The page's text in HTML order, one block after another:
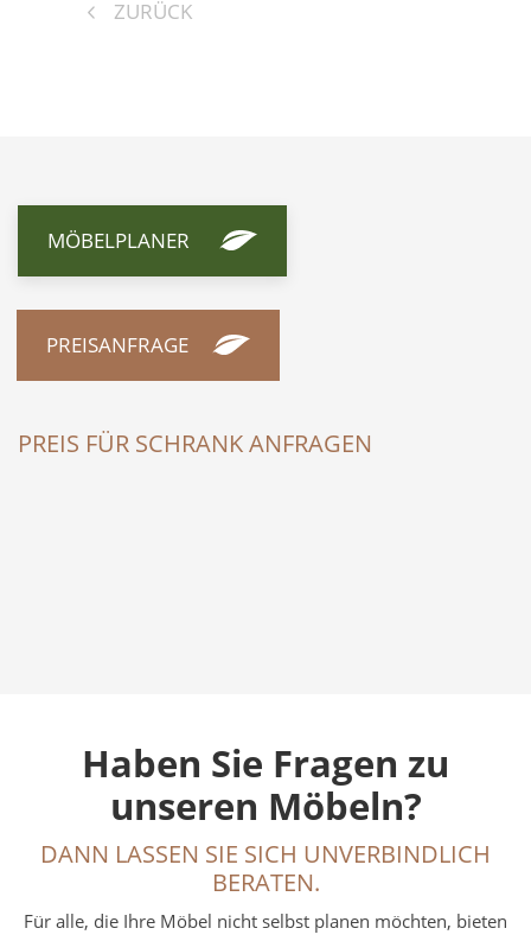
ZURÜCK
MÖBELPLANER
PREISANFRAGE
PREIS FÜR SCHRANK ANFRAGEN
Haben Sie Fragen zu
unseren Möbeln?
DANN LASSEN SIE SICH UNVERBINDLICH
BERATEN.
Für alle, die Ihre Möbel nicht selbst planen möchten, bieten